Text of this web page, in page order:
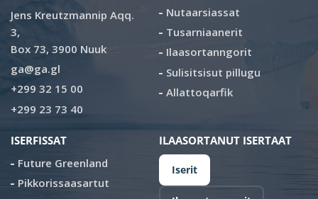
Jens Kreutzmannip Aqq.
3,
Box 73, 3900 Nuuk
ga@ga.gl
+299 32 15 00
+299 23 73 40
Nutaarsiassat
Tusarniaanerit
Ilaasortanngorit
Sulisitsisut pillugu
Allattoqarfik
ISERFISSAT
Future Greenland
Pikkorissaasartut
ILAASORTANUT ISERTAAT
Iserit